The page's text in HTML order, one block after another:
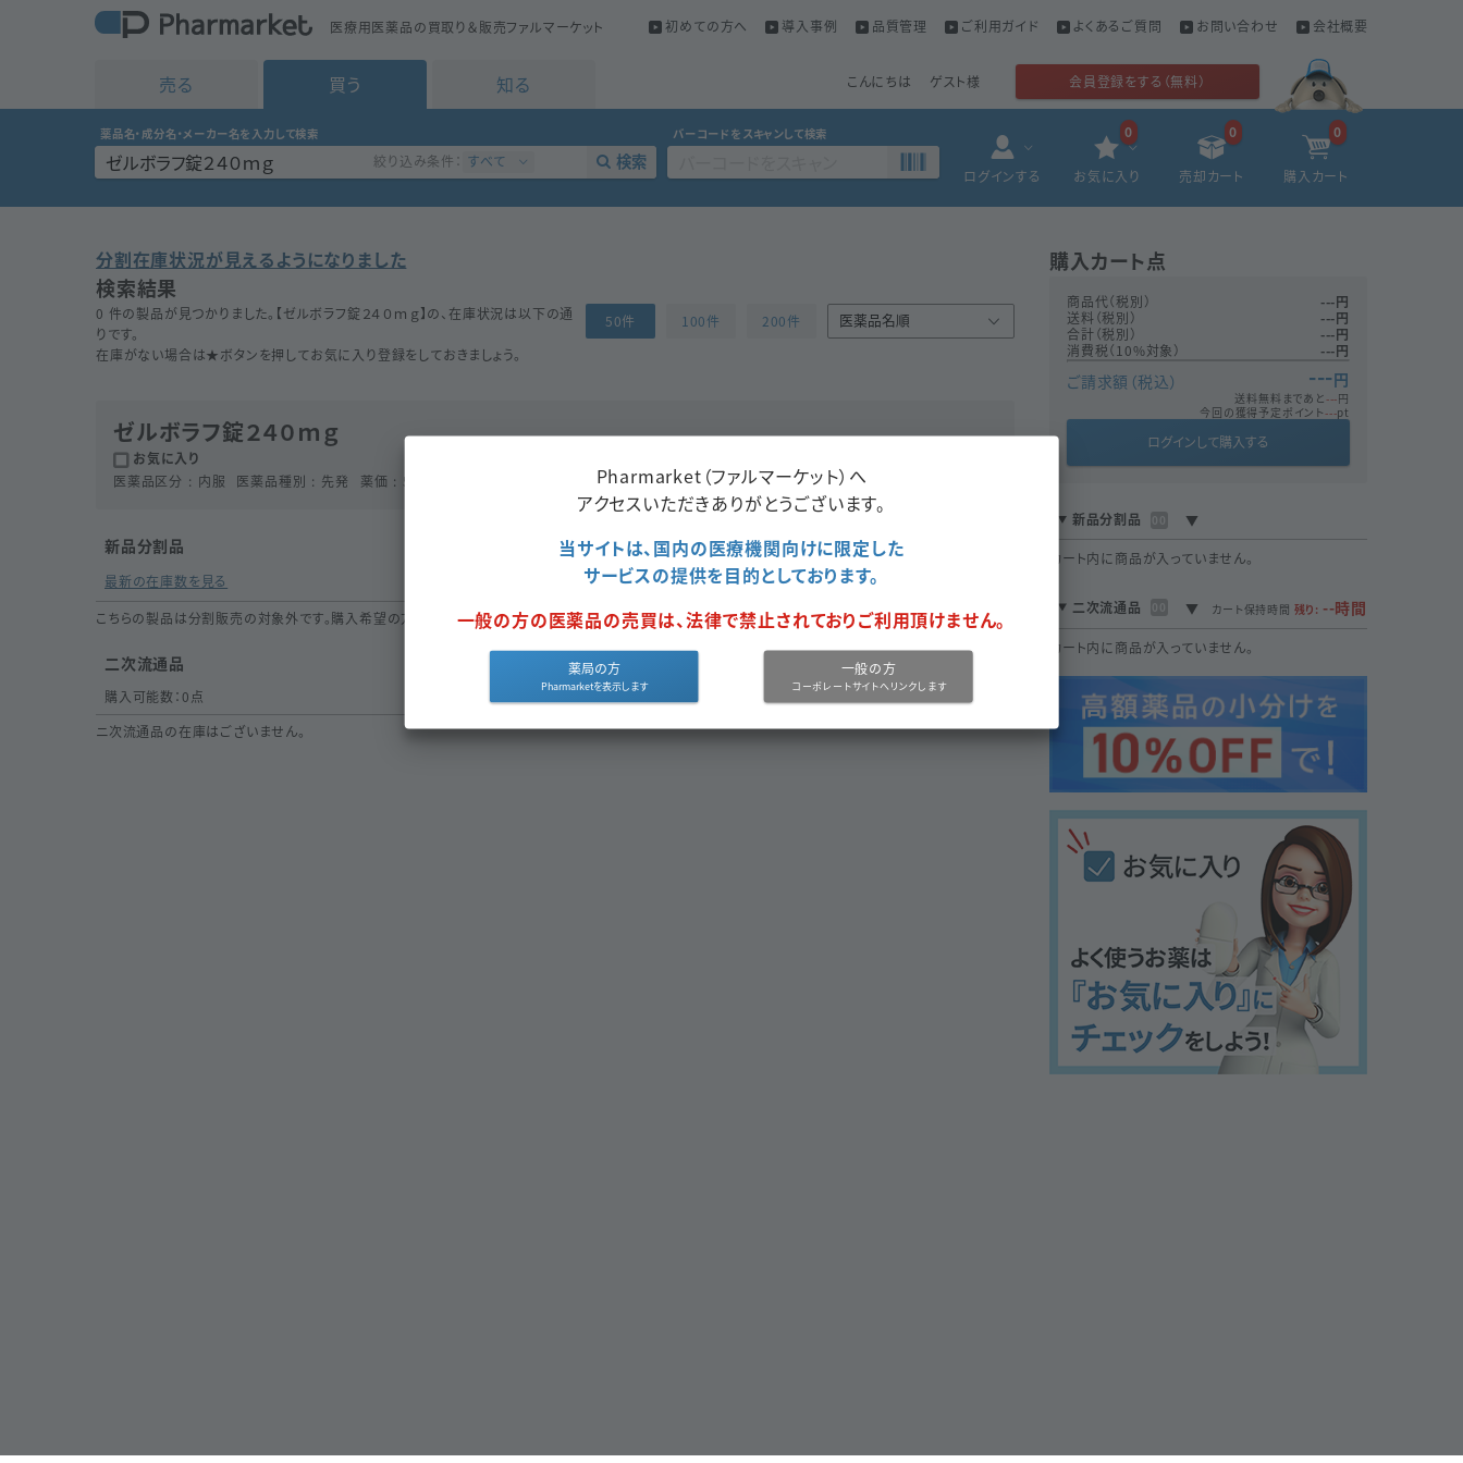
医療用医薬品の買取り＆販売ファルマーケット 初めての方へ 導入事例 品質管理 ご利用ガイド よくあるご質問 お問い合わせ 会社概要
売る 買う 知る こんにちは ゲスト様 会員登録をする（無料）
薬品名・成分名・メーカー名を入力して検索
絞り込み条件： すべて 検索
バーコードをスキャンして検索
ログインする お気に入り
0
売却カート
0
購入カート
0
分割在庫状況が見えるようになりました
検索結果
0 件の製品が見つかりました。【ゼルボラフ錠２４０ｍｇ】の、在庫状況は以下の通
りです。
在庫がない場合は★ボタンを押してお気に入り登録をしておきましょう。
50件 100件 200件
ゼルボラフ錠２４０ｍｇ
お気に入り
医薬品区分
内服 医薬品種別 先発 薬価 5026.9 ベムラフェニブ 同一成分で探す
新品分割品
最新の在庫数を見る
こちらの製品は分割販売の対象外です。購入希望の方は
取扱いリクエストをしてください。
二次流通品
購入可能数：0点
ニ次流通品の在庫はございません。
購入カート点
商品代（税別） ---円
送料（税別）
---円
合計（税別）
---円
消費税（10%対象）
---円
ご請求額（税込） ---円
送料無料まであと---円
今回の獲得予定ポイント---pt
ログインして購入する
新品分割品
カート内に商品が入っていません。
二次流通品 カート保持時間 残り: --時間
カート内に商品が入っていません。
Pharmarket（ファルマーケット）へ
アクセスいただきありがとうございます。
当サイトは、国内の医療機関向けに限定した
サービスの提供を目的としております。
一般の方の医薬品の売買は、法律で禁止されておりご利用頂けません。
薬局の方 一般の方